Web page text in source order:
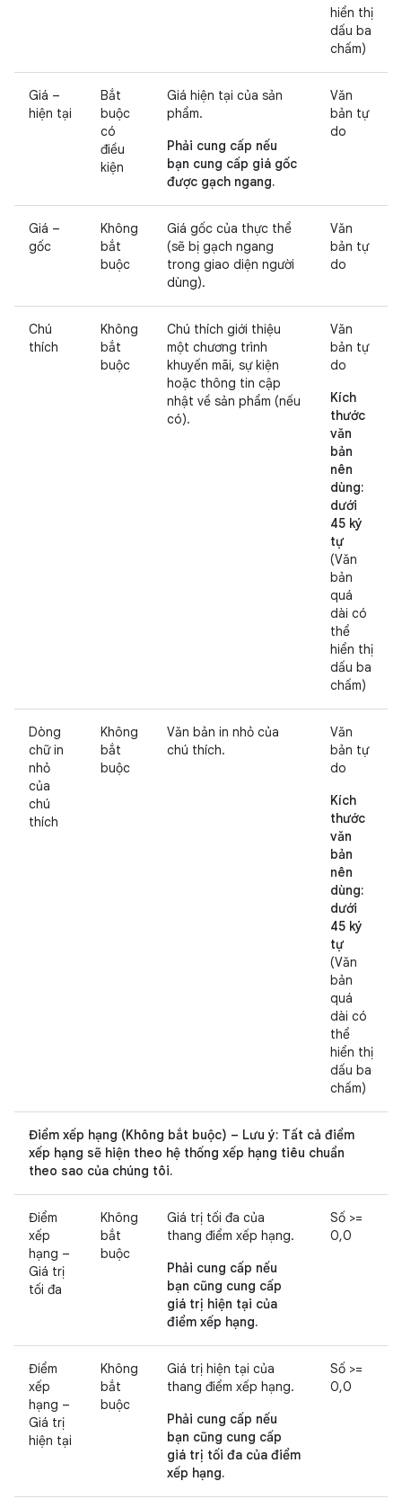
hiển thị
dấu ba
chấm)
Giá –
hiện tại
Bắt
buộc
có
điều
kiện
Giá hiện tại của sản
phẩm.
Phải cung cấp nếu
bạn cung cấp giá gốc
được gạch ngang.
Văn
bản tự
do
Giá –
gốc
Không
bắt
buộc
Giá gốc của thực thể
(sẽ bị gạch ngang
trong giao diện người
dùng).
Văn
bản tự
do
Chú
thích
Không
bắt
buộc
Chú thích giới thiệu
một chương trình
khuyến mãi, sự kiện
hoặc thông tin cập
nhật về sản phẩm (nếu
có).
Văn
bản tự
do
Kích
thước
văn
bản
nên
dùng:
dưới
45 ký
tự
(Văn
bản
quá
dài có
thể
hiển thị
dấu ba
chấm)
Dòng
chữ in
nhỏ
của
chú
thích
Không
bắt
buộc
Văn bản in nhỏ của
chú thích.
Văn
bản tự
do
Kích
thước
văn
bản
nên
dùng:
dưới
45 ký
tự
(Văn
bản
quá
dài có
thể
hiển thị
dấu ba
chấm)
Điểm xếp hạng (Không bắt buộc) – Lưu ý: Tất cả điểm
xếp hạng sẽ hiện theo hệ thống xếp hạng tiêu chuẩn
theo sao của chúng tôi.
Điểm
xếp
hạng –
Giá trị
tối đa
Không
bắt
buộc
Giá trị tối đa của
thang điểm xếp hạng.
Phải cung cấp nếu
bạn cũng cung cấp
giá trị hiện tại của
điểm xếp hạng.
Số >=
0,0
Điểm
xếp
hạng –
Giá trị
hiện tại
Không
bắt
buộc
Giá trị hiện tại của
thang điểm xếp hạng.
Phải cung cấp nếu
bạn cũng cung cấp
giá trị tối đa của điểm
xếp hạng.
Số >=
0,0